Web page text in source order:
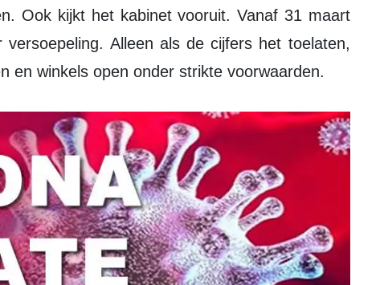
Ook kijkt het kabinet vooruit. Vanaf 31 maart
Alleen als de cijfers het toelaten,
en winkels open onder strikte voorwaarden.